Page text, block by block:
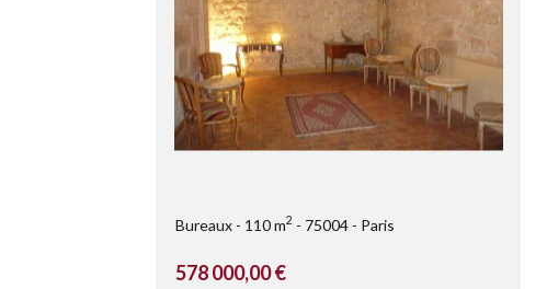
Bureaux 110 m2 75004 Paris
578 000,00 €